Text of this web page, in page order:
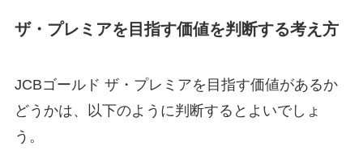
ザ・プレミアを目指す価値を判断する考え方
JCBゴールド ザ・プレミアを目指す価値があるか
どうかは、以下のように判断するとよいでしょ
う。